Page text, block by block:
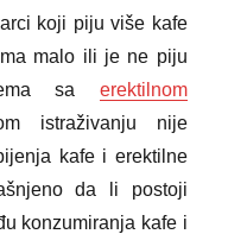
koji piju više kafe
malo ili je ne piju
sa erektilnom
istraživanju nije
kafe i erektilne
da li postoji
konzumiranja kafe i